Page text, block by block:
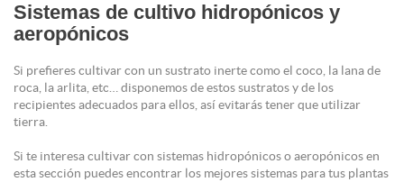
Sistemas de cultivo hidropónicos y
aeropónicos
Si prefieres cultivar con un sustrato inerte como el coco, la lana de
roca, la arlita, etc… disponemos de estos sustratos y de los
recipientes adecuados para ellos, así evitarás tener que utilizar
tierra.
Si te interesa cultivar con sistemas hidropónicos o aeropónicos en
esta sección puedes encontrar los mejores sistemas para tus plantas